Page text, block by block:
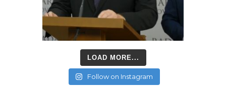
LOAD MORE...
Follow on Instagram